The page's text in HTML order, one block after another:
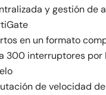
y gestión de
en un formato
300 interruptores por
de velocidad